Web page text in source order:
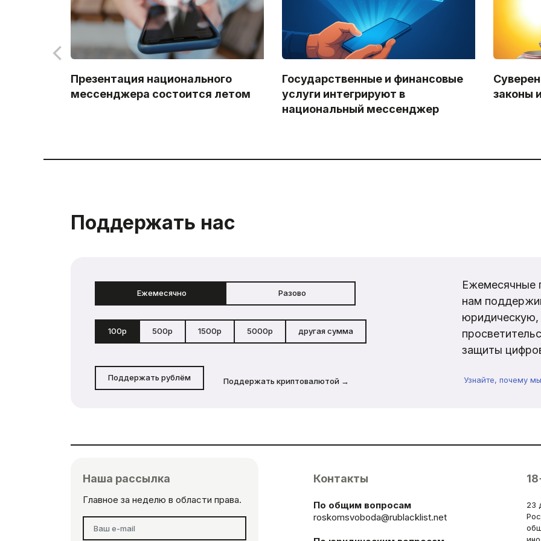
Презентация национального
мессенджера состоится летом
Государственные и финансовые
услуги интегрируют в
национальный мессенджер
законы
Поддержать нас
Ежемесячно Разово
100р 500р 1500р 5000р другая сумма
Поддержать рублём Поддержать криптовалютой →
Ежемесячные
нам
юридическую,
защиты
Узнайте, почему
Наша рассылка
Главное за неделю в области права.
Контакты
По общим вопросам
roskomsvoboda@rublacklist.net
23